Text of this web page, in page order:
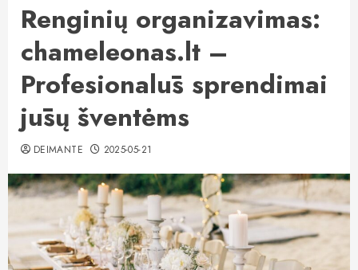
Renginių organizavimas:
chameleonas.lt –
Profesionalūs sprendimai
jūsų šventėms
DEIMANTE 2025-05-21